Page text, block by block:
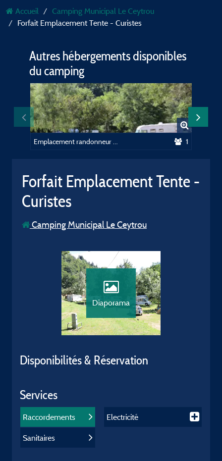
Accueil
Camping Municipal Le Ceytrou
Forfait Emplacement Tente - Curistes
Autres hébergements disponibles
du camping
1
Forfait Emplacement Tente -
Curistes
Camping Municipal Le Ceytrou
Diaporama
Disponibilités & Réservation
Services
Raccordements
Sanitaires
Electricité